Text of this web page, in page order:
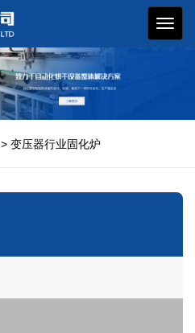
博骏
加热
> 变压器行业固化炉